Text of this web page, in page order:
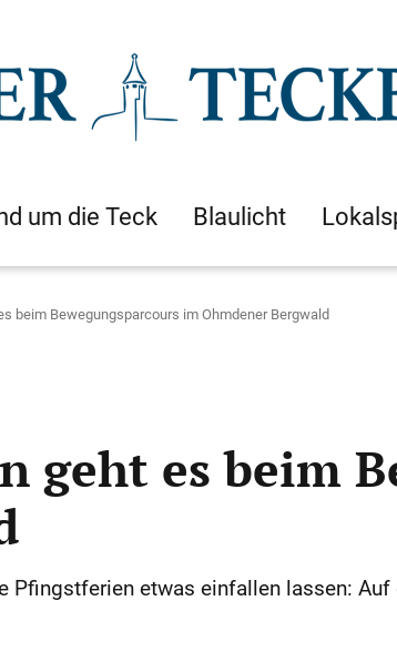
um die Teck Blaulicht
beim Bewegungsparcours im Ohmdener Bergwald
geht es beim
Pfingstferien etwas einfallen lassen: